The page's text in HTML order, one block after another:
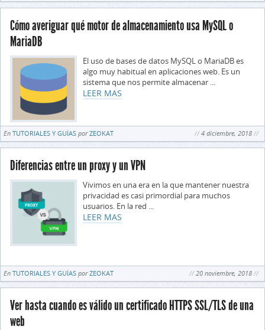
Cómo averiguar qué motor de almacenamiento usa MySQL o
MariaDB
El uso de bases de datos MySQL o MariaDB es
algo muy habitual en aplicaciones web. Es un
sistema que nos permite almacenar ...
LEER MAS
En TUTORIALES Y GUÍAS porZEOKAT 4 diciembre, 2018
Diferencias entre un proxy y un VPN
Vivimos en una era en la que mantener nuestra
privacidad es casi primordial para muchos
usuarios. En la red ...
LEER MAS
En TUTORIALES Y GUÍAS porZEOKAT 20 noviembre, 2018
Ver hasta cuando es válido un certificado HTTPS SSL/TLS de una
web